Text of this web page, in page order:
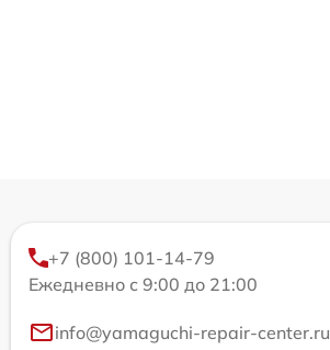
+7 (800) 101-14-79
Ежедневно с 9:00 до 21:00
info@yamaguchi-repair-center.ru